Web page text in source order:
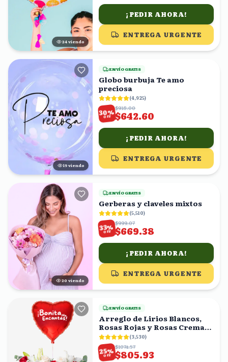
23 viendo
¡PEDIR AHORA!
ENTREGA URGENTE
19 viendo
ENVÍO GRATIS
Globo burbuja Te amo
preciosa
(4,925)
30%
OFF
$918.00
$642.60
¡PEDIR AHORA!
ENTREGA URGENTE
19 viendo
ENVÍO GRATIS
Gerberas y claveles mixtos
(5,510)
33%
OFF
$999.07
$669.38
¡PEDIR AHORA!
ENTREGA URGENTE
ENVÍO GRATIS
Arreglo de Lirios Blancos,
Rosas Rojas y Rosas Crema
en Caja con Globo
(3,530)
25%
OFF
$1074.57
$805.93